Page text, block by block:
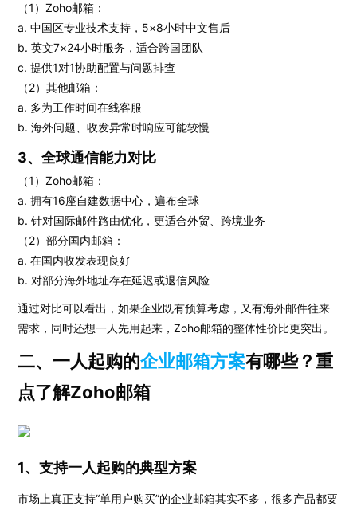
（1）Zoho邮箱：
a. 中国区专业技术支持，5×8小时中文售后
b. 英文7×24小时服务，适合跨国团队
c. 提供1对1协助配置与问题排查
（2）其他邮箱：
a. 多为工作时间在线客服
b. 海外问题、收发异常时响应可能较慢
3、全球通信能力对比
（1）Zoho邮箱：
a. 拥有16座自建数据中心，遍布全球
b. 针对国际邮件路由优化，更适合外贸、跨境业务
（2）部分国内邮箱：
a. 在国内收发表现良好
b. 对部分海外地址存在延迟或退信风险
通过对比可以看出，如果企业既有预算考虑，又有海外邮件往来
需求，同时还想一人先用起来，Zoho邮箱的整体性价比更突出。
二、一人起购的企业邮箱方案有哪些？重
点了解Zoho邮箱
1、支持一人起购的典型方案
市场上真正支持“单用户购买”的企业邮箱其实不多，很多产品都要